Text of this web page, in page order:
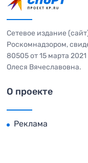
Сетевое издание
Роскомнадзором,
80505 от 15 марта
Олеся Вячеславовна.
О проекте
Реклама